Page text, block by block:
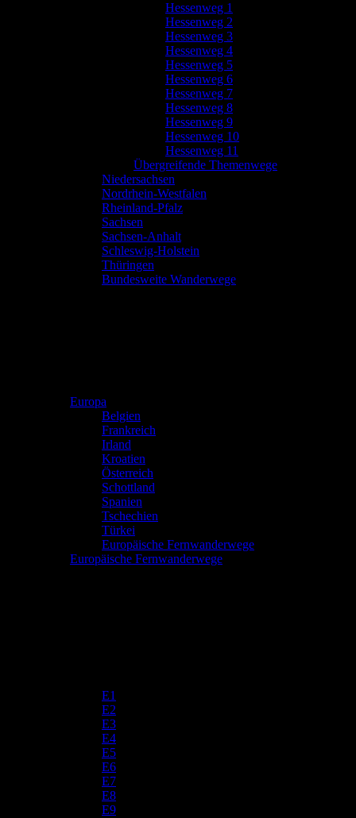
Hessenweg 1
Hessenweg 2
Hessenweg 3
Hessenweg 4
Hessenweg 5
Hessenweg 6
Hessenweg 7
Hessenweg 8
Hessenweg 9
Hessenweg 10
Hessenweg 11
Übergreifende Themenwege
Niedersachsen
Nordrhein-Westfalen
Rheinland-Pfalz
Sachsen
Sachsen-Anhalt
Schleswig-Holstein
Thüringen
Bundesweite Wanderwege
Europa
Belgien
Frankreich
Irland
Kroatien
Österreich
Schottland
Spanien
Tschechien
Türkei
Europäische Fernwanderwege
Europäische Fernwanderwege
E1
E2
E3
E4
E5
E6
E7
E8
E9